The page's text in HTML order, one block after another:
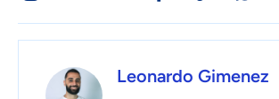
Leonardo Gimenez